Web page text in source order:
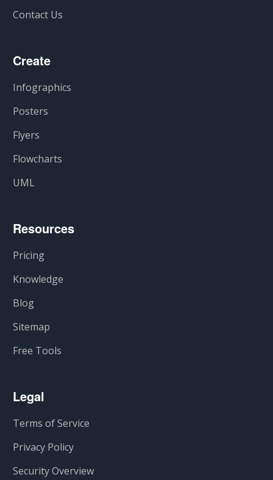
Contact Us
Create
Infographics
Posters
Flyers
Flowcharts
UML
Resources
Pricing
Knowledge
Blog
Sitemap
Free Tools
Legal
Terms of Service
Privacy Policy
Security Overview